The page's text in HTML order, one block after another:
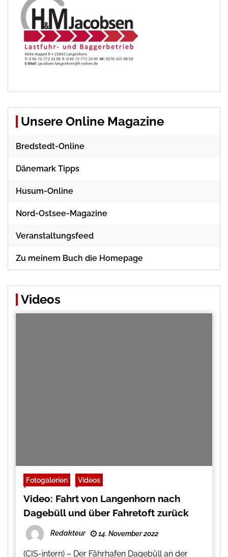
Unsere Online Magazine
Bredstedt-Online
Dänemark Tipps
Husum-Online
Nord-Ostsee-Magazine
Veranstaltungsfeed
Zu meinem Buch die Homepage
Videos
Fotogalerien Videos
Video: Fahrt von Langenhorn nach
Dagebüll und über Fahretoft zurück
Redakteur 14. November 2022
(CIS-intern) – Der Fährhafen Dagebüll an der